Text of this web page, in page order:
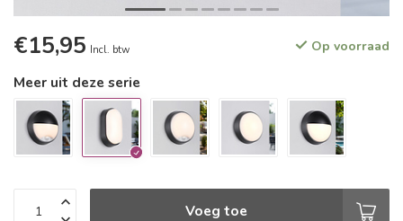
€15,95 Incl. btw Op voorraad
Meer uit deze serie
Voeg toe